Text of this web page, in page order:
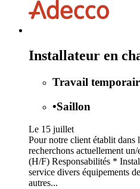
Installateur en
Travail
•Saillon
Le 15 juillet
Pour notre client établit dans
recherchons actuellement
(H/F) Responsabilités *
service divers équipements
autres...